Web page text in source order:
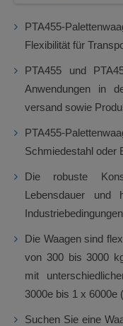
PTA455-
Flexibilität für
PTA455 und
Anwendungen in
versand sowie
PTA455-
Schmiedestahl oder
Die robuste
Lebensdauer und
Die Waagen sind
von 300 bis 3000
mit
3000e bis 1 x 6000e
Suchen Sie eine